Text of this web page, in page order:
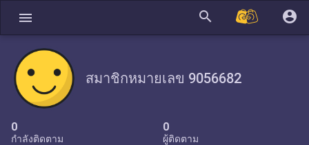
menu search account_circle
สมาชิกหมายเลข 9056682
0
กำลังติดตาม
0
ผู้ติดตาม